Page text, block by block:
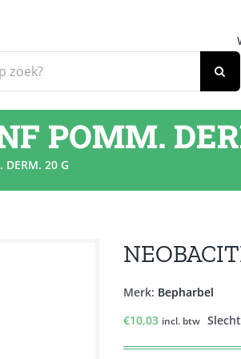
POMM.
DERM. 20 G
Merk: Bepharbel
€10,03 incl. btw